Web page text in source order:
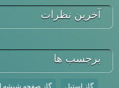
آخرين نظرات
برچسب ها
گاز استیل گاز صفحه شیشه